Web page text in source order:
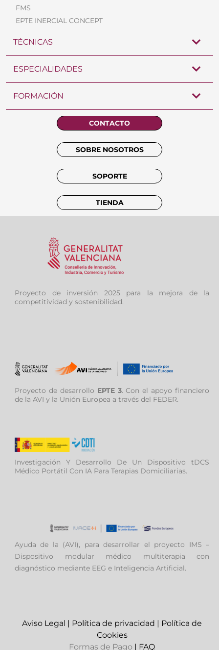
FMS
EPTE INERCIAL CONCEPT
TÉCNICAS
ESPECIALIDADES
FORMACIÓN
CONTACTO
SOBRE NOSOTROS
SOPORTE
TIENDA
Proyecto de inversión 2025 para la mejora de la
competitividad y sostenibilidad.
Proyecto de desarrollo EPTE 3. Con el apoyo financiero
de la AVI y la Unión Europea a través del FEDER.
Investigación Y Desarrollo De Un Dispositivo tDCS
Médico Portátil Con IA Para Terapias Domiciliarias.
Ayuda de la (AVI), para desarrollar el proyecto IMS –
Dispositivo modular médico multiterapia con
diagnóstico mediante EEG e Inteligencia Artificial.
Aviso Legal | Política de privacidad | Política de
Cookies
Formas de Pago | FAQ